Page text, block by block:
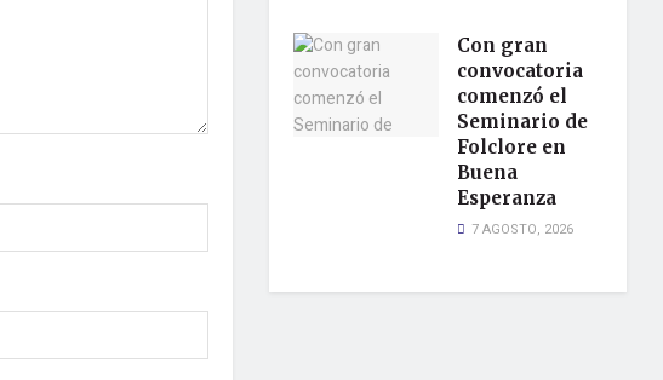
Con gran
convocatoria
comenzó el
Seminario de
Folclore en
Buena
Esperanza
7 AGOSTO, 2026